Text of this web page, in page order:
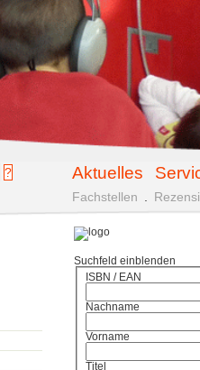
Aktuelles
Fachstellen
Suchfeld einblenden
ISBN / EAN
Nachname
Vorname
Titel